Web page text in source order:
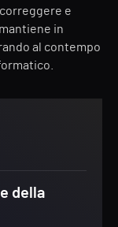
e
in
al contempo
della